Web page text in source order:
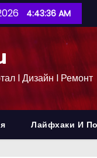
4:43:36 AM
l Дизайн l Ремонт
Лайфхаки И